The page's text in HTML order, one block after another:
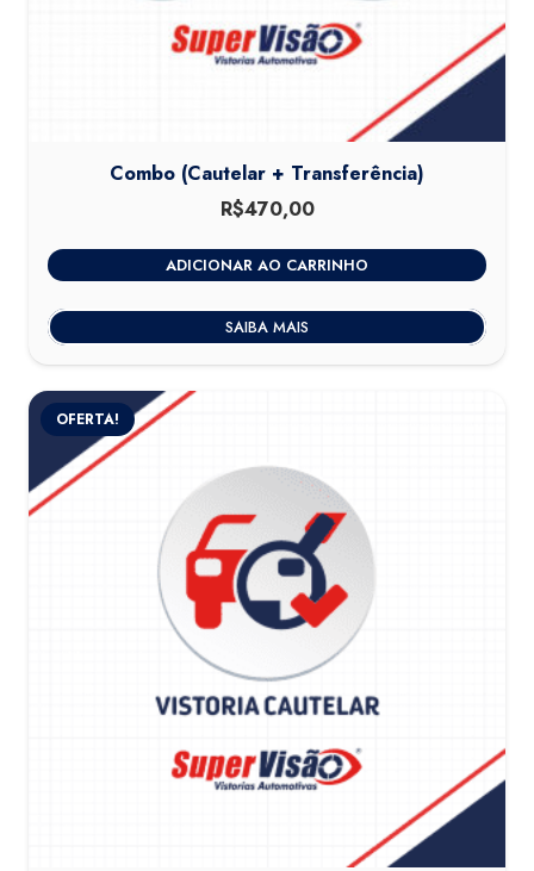
Combo (Cautelar + Transferência)
R$470,00
ADICIONAR AO CARRINHO
SAIBA MAIS
OFERTA!